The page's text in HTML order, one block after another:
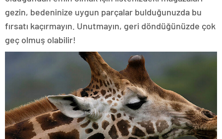
gezin, bedeninize uygun parçalar bulduğunuzda bu
fırsatı kaçırmayın. Unutmayın, geri döndüğünüzde çok
geç olmuş olabilir!